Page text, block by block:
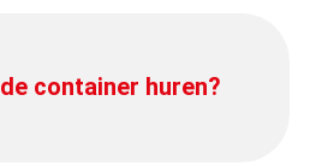
container huren?